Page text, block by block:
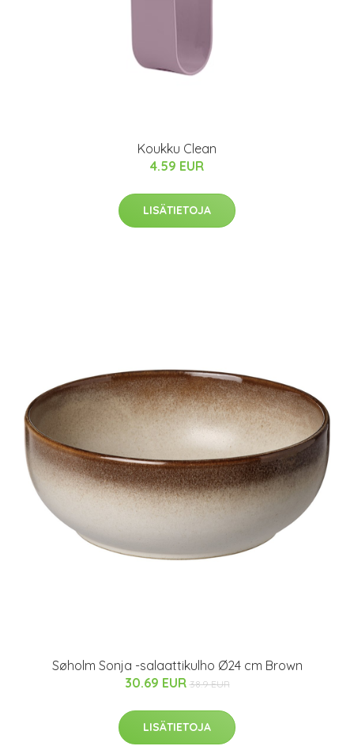
Koukku Clean
4.59 EUR
LISÄTIETOJA
Søholm Sonja -salaattikulho Ø24 cm Brown
30.69 EUR 38.9 EUR
LISÄTIETOJA